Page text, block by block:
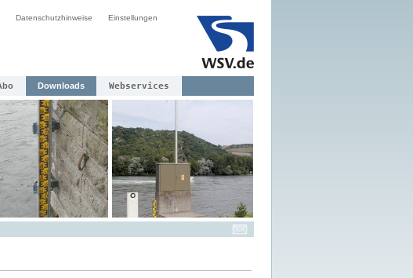
Datenschutzhinweise Einstellungen
Downloads Webservices